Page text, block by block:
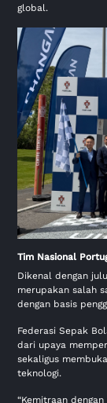
global.
Tim Nasional
Dikenal dengan
merupakan salah
dengan basis
Federasi Sepak
dari upaya
sekaligus
teknologi.
“Kemitraan